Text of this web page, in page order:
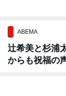
院
ABEMA
辻希美と杉浦
からも祝福の